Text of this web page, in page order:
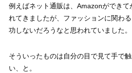
例えばネット通販は、Amazonができて
れてきましたが、ファッションに関わ
功しないだろうなと思われていました。
そういったものは自分の目で見て手で
い、と。